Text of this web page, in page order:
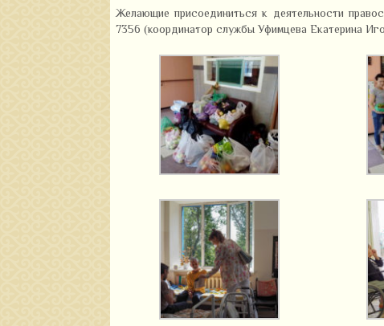
Желающие присоединиться к деятельности
7356 (координатор службы Уфимцева Екатерина